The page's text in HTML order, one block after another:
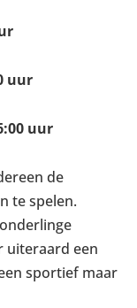
uur
uur
de
te spelen.
uiteraard een
sportief maar